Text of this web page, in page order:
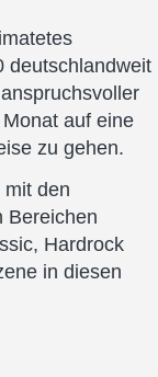
deutschlandweit
auf eine
zu gehen.
den
Bereichen
Hardrock
in diesen